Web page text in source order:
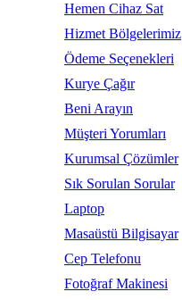
Hemen Cihaz Sat
Hizmet Bölgelerimiz
Ödeme Seçenekleri
Kurye Çağır
Beni Arayın
Müşteri Yorumları
Kurumsal Çözümler
Sık Sorulan Sorular
Laptop
Masaüstü Bilgisayar
Cep Telefonu
Fotoğraf Makinesi